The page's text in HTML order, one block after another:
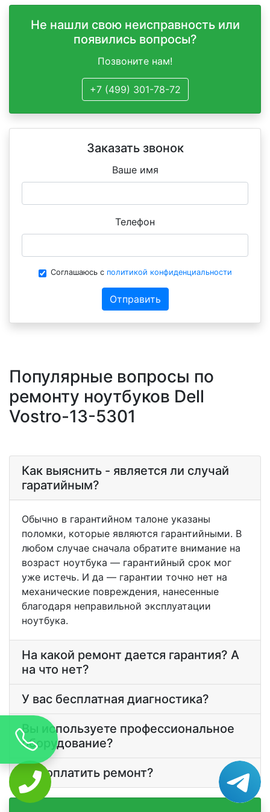
Не нашли свою неисправность или
появились вопросы?
Позвоните нам!
+7 (499) 301-78-72
Заказать звонок
Ваше имя
Телефон
Соглашаюсь с политикой конфиденциальности
Отправить
Популярные вопросы по
ремонту ноутбуков Dell
Vostro-13-5301
Как выяснить - является ли случай
гаратийным?
Обычно в гарантийном талоне указаны
поломки, которые являются гарантийными. В
любом случае сначала обратите внимание на
возраст ноутбука — гарантийный срок мог
уже истечь. И да — гарантии точно нет на
механические повреждения, нанесенные
благодаря неправильной эксплуатации
ноутбука.
На какой ремонт дается гарантия? А
на что нет?
У вас бесплатная диагностика?
Вы используете профессиональное
оборудование?
Как оплатить ремонт?